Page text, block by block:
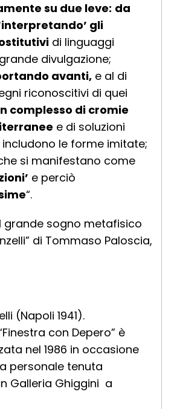
su due leve: da
gli
di linguaggi
divulgazione;
avanti,e al di
riconoscitivi di quei
complesso di cromie
e di soluzioni
le forme imitate;
si manifestano come
e perciò
“.
grande sogno metafisico
di Tommaso Paloscia,
(Napoli 1941).
con Depero” è
nel 1986 in occasione
personale tenuta
Galleria Ghiggini a